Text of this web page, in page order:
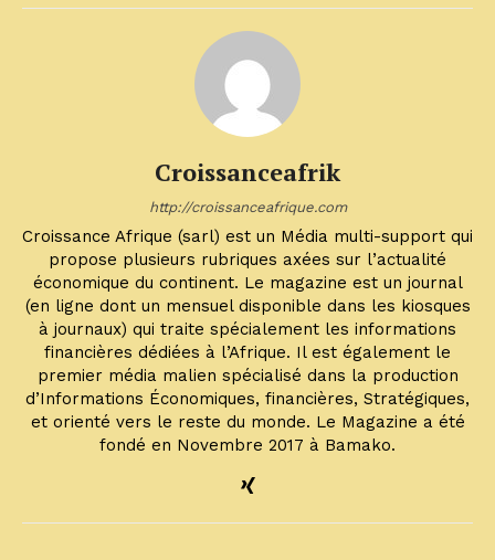
Croissanceafrik
http://croissanceafrique.com
Croissance Afrique (sarl) est un Média multi-support qui
propose plusieurs rubriques axées sur l’actualité
économique du continent. Le magazine est un journal
(en ligne dont un mensuel disponible dans les kiosques
à journaux) qui traite spécialement les informations
financières dédiées à l’Afrique. Il est également le
premier média malien spécialisé dans la production
d’Informations Économiques, financières, Stratégiques,
et orienté vers le reste du monde. Le Magazine a été
fondé en Novembre 2017 à Bamako.